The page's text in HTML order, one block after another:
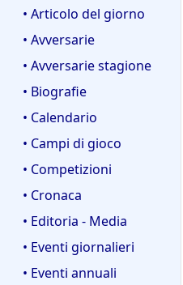
• Articolo del giorno
• Avversarie
• Avversarie stagione
• Biografie
• Calendario
• Campi di gioco
• Competizioni
• Cronaca
• Editoria - Media
• Eventi giornalieri
• Eventi annuali